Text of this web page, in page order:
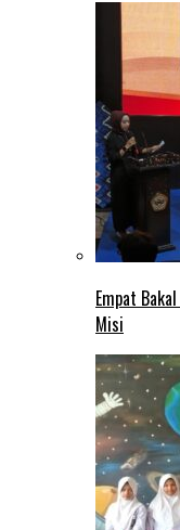
Empat
Misi